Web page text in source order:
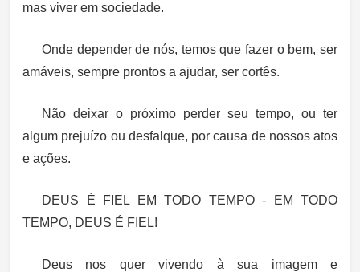
mas viver em sociedade.
Onde depender de nós, temos que fazer o bem, ser
amáveis, sempre prontos a ajudar, ser cortês.
Não deixar o próximo perder seu tempo, ou ter
algum prejuízo ou desfalque, por causa de nossos atos
e ações.
DEUS É FIEL EM TODO TEMPO - EM TODO
TEMPO, DEUS É FIEL!
Deus nos quer vivendo à sua imagem e